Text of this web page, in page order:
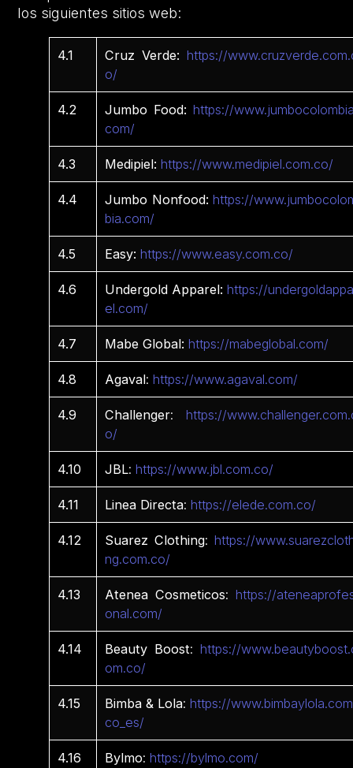
los siguientes sitios web:
4.1 Cruz Verde: https://
o/
4.2 Jumbo Food: https://
com/
4.3 Medipiel: https://www.medipiel.com.co/
4.4 Jumbo Nonfood: https://
bia.com/
4.5 Easy: https://www.easy.com.co/
4.6 Undergold Apparel: https://
el.com/
4.7 Mabe Global: https://mabeglobal.com/
4.8 Agaval:https://www.agaval.com/
4.9 Challenger:https://
o/
4.10 JBL:https://www.jbl.com.co/
4.11 Linea Directa:https://elede.com.co/
4.12 Suarez Clothing:https://
ng.com.co/
4.13 Atenea Cosmeticos:https://
onal.com/
4.14 Beauty Boost:https://
om.co/
4.15 Bimba & Lola:https://
co_es/
4.16 Bylmo:https://bylmo.com/